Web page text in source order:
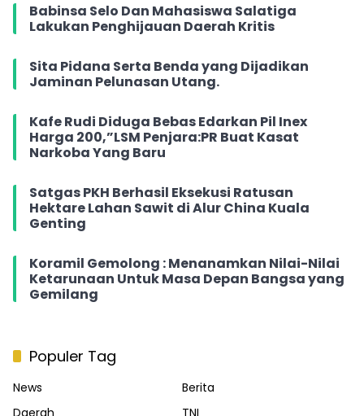
Babinsa Selo Dan Mahasiswa Salatiga
Lakukan Penghijauan Daerah Kritis
Sita Pidana Serta Benda yang Dijadikan
Jaminan Pelunasan Utang.
Kafe Rudi Diduga Bebas Edarkan Pil Inex
Harga 200,”LSM Penjara:PR Buat Kasat
Narkoba Yang Baru
Satgas PKH Berhasil Eksekusi Ratusan
Hektare Lahan Sawit di Alur China Kuala
Genting
Koramil Gemolong : Menanamkan Nilai-Nilai
Ketarunaan Untuk Masa Depan Bangsa yang
Gemilang
Populer Tag
News
Berita
Daerah
TNI